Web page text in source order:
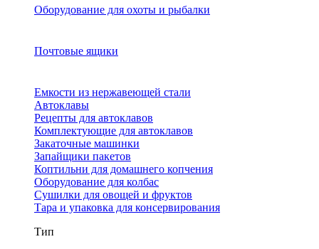
Оборудование для охоты и рыбалки
Почтовые ящики
Емкости из нержавеющей стали
Автоклавы
Рецепты для автоклавов
Комплектующие для автоклавов
Закаточные машинки
Запайщики пакетов
Коптильни для домашнего копчения
Оборудование для колбас
Сушилки для овощей и фруктов
Тара и упаковка для консервирования
Тип